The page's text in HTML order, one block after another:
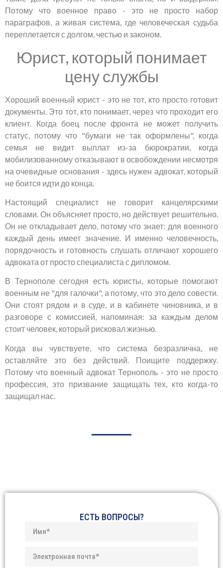
Потому что военное право - это не просто набор
параграфов, а живая система, где человеческая судьба
переплетается с долгом, честью и законом.
Юрист, который понимает
цену службы
Хороший военный юрист - это не тот, кто просто готовит
документы. Это тот, кто понимает, через что проходит его
клиент. Когда боец после фронта не может получить
статус, потому что "бумаги не так оформлены", когда
семья не видит выплат из-за бюрократии, когда
мобилизованному отказывают в освобождении несмотря
на очевидные основания - здесь нужен адвокат, который
не боится идти до конца.
Настоящий специалист не говорит канцелярскими
словами. Он объясняет просто, но действует решительно.
Он не откладывает дело, потому что знает: для военного
каждый день имеет значение. И именно человечность,
порядочность и готовность слушать отличают хорошего
адвоката от просто специалиста с дипломом.
В Тернополе сегодня есть юристы, которые помогают
военным не "для галочки", а потому, что это дело совести.
Они стоят рядом и в суде, и в кабинете чиновника, и в
разговоре с комиссией, напоминая: за каждым делом
стоит человек, который рисковал жизнью.
Когда вы чувствуете, что система безразлична, не
оставляйте это без действий. Поищите поддержку.
Потому что военный адвокат Тернополь - это не просто
профессия, это призвание защищать тех, кто когда-то
защищал нас.
ЕСТЬ ВОПРОСЫ?